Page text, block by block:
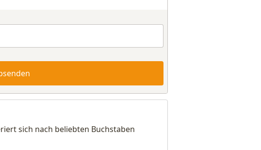
sich nach beliebten Buchstaben